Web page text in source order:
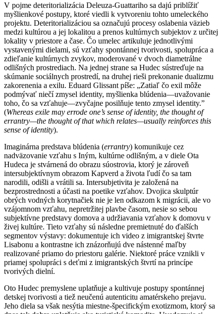
V pojme deteritorializácia Deleuza-Guattariho sa dajú priblížiť
myšlienkové postupy, ktoré viedli k vytvoreniu tohto umeleckého
projektu. Deteritorializáciou sa označujú procesy oslabenia väzieb
medzi kultúrou a jej lokalitou a prenos kultúrnych subjektov z určitej
lokality v priestore a čase. Čo umelec artikuluje jednotlivými
vystavenými dielami, sú vzťahy spontánnej tvorivosti, spolupráca a
zdieľanie kultúrnych zvykov, moderované v dvoch diametrálne
odlišných prostrediach. Na jednej strane sa Hudec sústreďuje na
skúmanie sociálnych prostredí, na druhej rieši prekonanie dualizmu
zakorenenia a exilu. Eduard Glissant píše: „Zatiaľ čo exil môže
podmývať niečí zmysel identity, myšlienka blúdenia—uvažovanie
toho, čo sa vzťahuje—zvyčajne posilňuje tento zmysel identity.”
(Whereas exile may errode one’s sense of identity, the thought of
errantry—the thought of that which relates—usually reinforces this
sense of identity).
Imaginárna predstava blúdenia (errantry) komunikuje cez
nadväzovanie vzťahu s Iným, kultúrne odlišným, a v diele Ota
Hudeca je stvárnená do obrazu súostrovia, ktorý je zároveň
intersubjektívnym obrazom Kapverd a života ľudí čo sa tam
narodili, odišli a vrátili sa. Intersubjetivita je založená na
bezprostrednosti a účasti na poetike vzťahov. Dvojica skulptúr
obrých vodných korytnačiek nie je len odkazom k migrácii, ale vo
vzájomnom vzťahu, nepretržitej plavbe časom, nesie so sebou
subjektívne predstavy domova a udržiavania vzťahov k domovu v
živej kultúre. Tieto vzťahy sú následne premietnuté do ďalších
segmentov výstavy: dokumentuje ich video z imigrantskej štvrte
Lisabonu a kontrastne ich znázorňujú dve nástenné maľby
realizované priamo do priestoru galérie. Niektoré práce vznikli v
priamej spolupráci s deťmi z imigrantských štvrtí na princípe
tvorivých dielní.
Oto Hudec premyslene uplatňuje a kultivuje postupy spontánnej
detskej tvorivosti a tiež neučenú autenticitu amatérskeho prejavu.
Jeho diela sa však nesýtia miestne-špecifickým exotizmom, ktorý sa